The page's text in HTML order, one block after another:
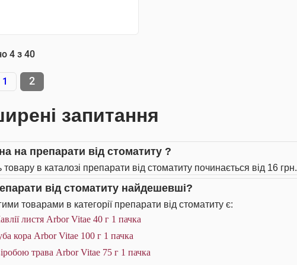
АНАЛОГИ
4 з 40
1 2
запитання
на препарати від стоматиту ?
товару в каталозі препарати від стоматиту починається від 16 грн.
від стоматиту найдешевші?
товарами в категорії препарати від стоматиту є:
листя Arbor Vitae 40 г 1 пачка
кора Arbor Vitae 100 г 1 пачка
трава Arbor Vitae 75 г 1 пачка